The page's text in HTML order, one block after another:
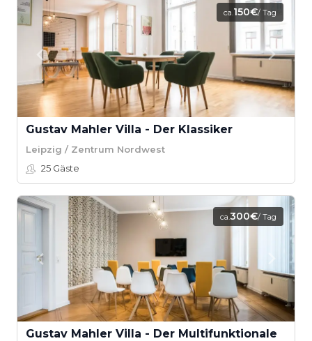
ca.150€/ Tag
Gustav Mahler Villa - Der Klassiker
Leipzig / Zentrum Nordwest
25 Gäste
ca.300€/ Tag
Gustav Mahler Villa - Der Multifunktionale